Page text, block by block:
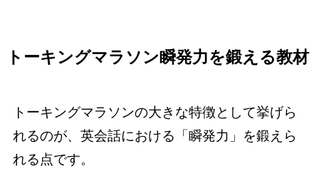
トーキングマラソン瞬発力を鍛える教材
トーキングマラソンの大きな特徴として挙げら
れるのが、英会話における「瞬発力」を鍛えら
れる点です。